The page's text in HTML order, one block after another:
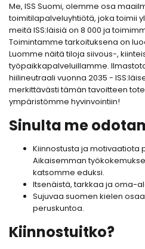
Me, ISS Suomi, olemme osa
toimitilapalveluyhtiötä, joka toimii
meitä ISS:läisiä on 8 000 ja
Toimintamme tarkoituksena on
Luomme näitä tiloja siivous-,
työpaikkapalveluillamme.
hiilineutraali vuonna 2035 -
merkittävästi tämän tavoitteen
ympäristömme hyvinvointiin!
Sinulta me
Kiinnostusta ja motivaatiota
Aikaisemman
katsomme eduksi.
Itsenäistä, tarkkaa ja oma-
Sujuvaa suomen kielen
peruskuntoa.
Kiinnostuitko?